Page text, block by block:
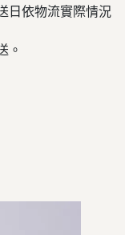
日依物流實際情況
。